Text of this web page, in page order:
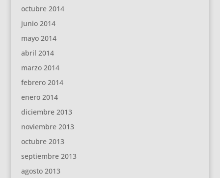
octubre 2014
junio 2014
mayo 2014
abril 2014
marzo 2014
febrero 2014
enero 2014
diciembre 2013
noviembre 2013
octubre 2013
septiembre 2013
agosto 2013